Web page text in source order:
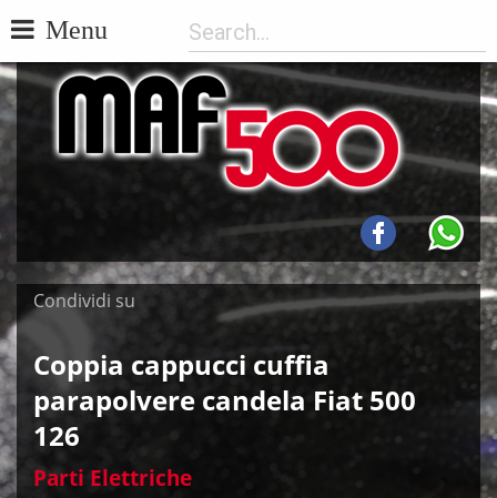
Menu
Condividi su
Coppia cappucci cuffia
parapolvere candela Fiat 500
126
Parti Elettriche